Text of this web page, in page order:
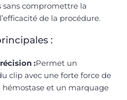
compromettre la
de la procédure.
:
:Permet un
clip avec une forte force de
et un marquage